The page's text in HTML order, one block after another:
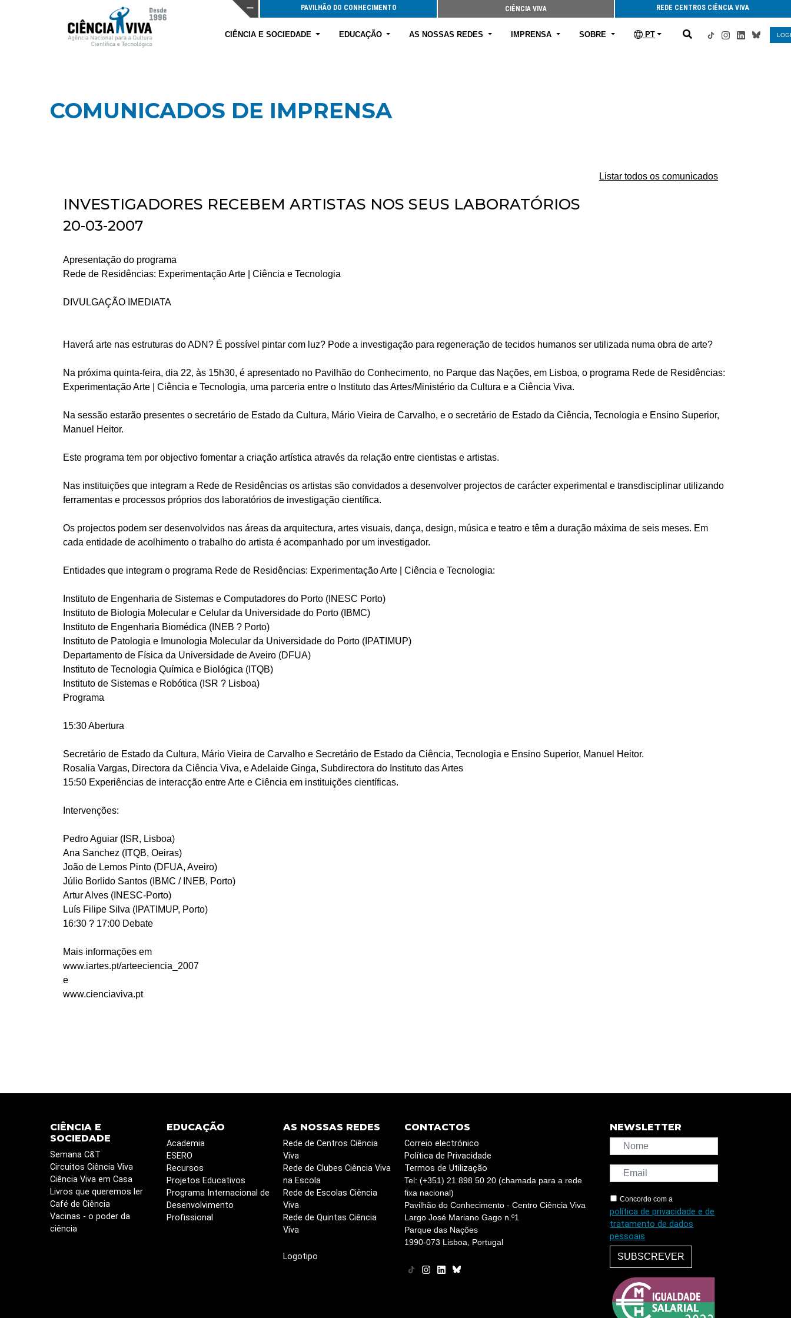
PAVILHÃO DO CONHECIMENTO CIÊNCIA VIVA REDE CENTROS CIÊNCIA VIVA
CIÊNCIA E SOCIEDADE EDUCAÇÃO AS NOSSAS REDES IMPRENSA SOBRE PT
COMUNICADOS DE IMPRENSA
Listar todos os comunicados
INVESTIGADORES RECEBEM ARTISTAS NOS SEUS LABORATÓRIOS
20-03-2007
Apresentação do programa
Rede de Residências: Experimentação Arte | Ciência e Tecnologia
DIVULGAÇÃO IMEDIATA
Haverá arte nas estruturas do ADN? É possível pintar com luz? Pode a investigação para regeneração de tecidos humanos ser utilizada numa obra de arte?
Na próxima quinta-feira, dia 22, às 15h30, é apresentado no Pavilhão do Conhecimento, no Parque das Nações, em Lisboa, o programa Rede de Residências:
Experimentação Arte | Ciência e Tecnologia, uma parceria entre o Instituto das Artes/Ministério da Cultura e a Ciência Viva.
Na sessão estarão presentes o secretário de Estado da Cultura, Mário Vieira de Carvalho, e o secretário de Estado da Ciência, Tecnologia e Ensino Superior,
Manuel Heitor.
Este programa tem por objectivo fomentar a criação artística através da relação entre cientistas e artistas.
Nas instituições que integram a Rede de Residências os artistas são convidados a desenvolver projectos de carácter experimental e transdisciplinar utilizando
ferramentas e processos próprios dos laboratórios de investigação científica.
Os projectos podem ser desenvolvidos nas áreas da arquitectura, artes visuais, dança, design, música e teatro e têm a duração máxima de seis meses. Em
cada entidade de acolhimento o trabalho do artista é acompanhado por um investigador.
Entidades que integram o programa Rede de Residências: Experimentação Arte | Ciência e Tecnologia:
Instituto de Engenharia de Sistemas e Computadores do Porto (INESC Porto)
Instituto de Biologia Molecular e Celular da Universidade do Porto (IBMC)
Instituto de Engenharia Biomédica (INEB ? Porto)
Instituto de Patologia e Imunologia Molecular da Universidade do Porto (IPATIMUP)
Departamento de Física da Universidade de Aveiro (DFUA)
Instituto de Tecnologia Química e Biológica (ITQB)
Instituto de Sistemas e Robótica (ISR ? Lisboa)
Programa
15:30 Abertura
Secretário de Estado da Cultura, Mário Vieira de Carvalho e Secretário de Estado da Ciência, Tecnologia e Ensino Superior, Manuel Heitor.
Rosalia Vargas, Directora da Ciência Viva, e Adelaide Ginga, Subdirectora do Instituto das Artes
15:50 Experiências de interacção entre Arte e Ciência em instituições científicas.
Intervenções:
Pedro Aguiar (ISR, Lisboa)
Ana Sanchez (ITQB, Oeiras)
João de Lemos Pinto (DFUA, Aveiro)
Júlio Borlido Santos (IBMC / INEB, Porto)
Artur Alves (INESC-Porto)
Luís Filipe Silva (IPATIMUP, Porto)
16:30 ? 17:00 Debate
Mais informações em
www.iartes.pt/arteeciencia_2007
e
www.cienciaviva.pt
CIÊNCIA E
SOCIEDADE
Semana C&T
Circuitos Ciência Viva
Ciência Viva em Casa
Livros que queremos ler
Café de Ciência
Vacinas - o poder da
ciência
EDUCAÇÃO
Academia
ESERO
Recursos
Projetos Educativos
Programa Internacional de
Desenvolvimento
Profissional
AS NOSSAS REDES
Rede de Centros Ciência
Viva
Rede de Clubes Ciência Viva
na Escola
Rede de Escolas Ciência
Viva
Rede de Quintas Ciência
Viva
Logotipo
CONTACTOS
Correio electrónico
Política de Privacidade
Termos de Utilização
Tel: (+351) 21 898 50 20 (chamada para a rede
fixa nacional)
Pavilhão do Conhecimento - Centro Ciência Viva
Largo José Mariano Gago n.º1
Parque das Nações
1990-073 Lisboa, Portugal
NEWSLETTER
Concordo com a
política de privacidade e de
tratamento de dados
pessoais
SUBSCREVER